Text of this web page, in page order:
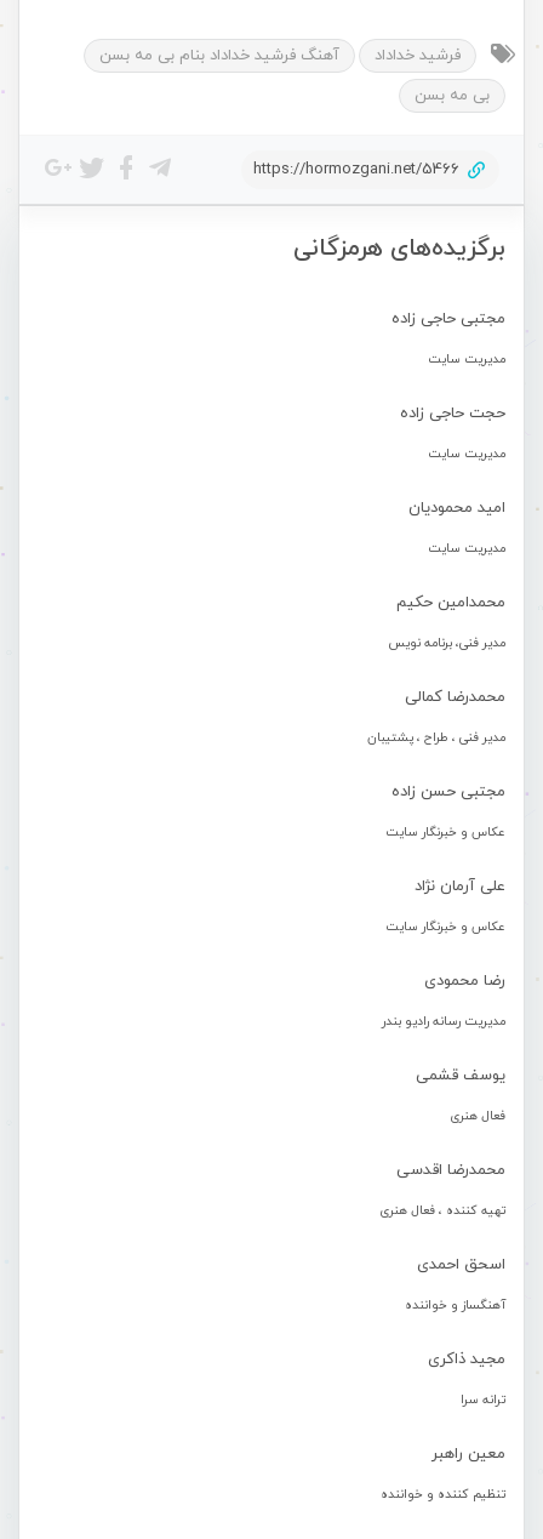
برگزیده‌های هرمزگانی
مجتبی حاجی زاده
مدیریت سایت
حجت حاجی زاده
مدیریت سایت
امید محمودیان
مدیریت سایت
محمدامین حکیم
مدیر فنی، برنامه نویس
محمدرضا کمالی
مدیر فنی ، طراح ، پشتیبان
مجتبی حسن زاده
عکاس و خبرنگار سایت
علی آرمان نژاد
عکاس و خبرنگار سایت
رضا محمودی
مدیریت رسانه رادیو بندر
یوسف قشمی
فعال هنری
محمدرضا اقدسی
تهیه کننده ، فعال هنری
اسحق احمدی
آهنگساز و خواننده
مجید ذاکری
ترانه سرا
معین راهبر
تنظیم کننده و خواننده
فرشید خداداد
آهنگ فرشید خداداد بنام بی مه بسن
بی مه بسن
https://hormozgani.net/5466